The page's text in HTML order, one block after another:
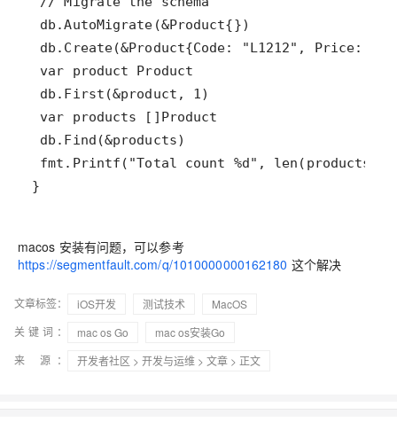
}
macos 安装有问题，可以参考
https://segmentfault.com/q/1010000000162180 这个解决
文章标签： iOS开发 测试技术
MacOS
关键词：
mac os Go
mac os安装Go
来 源：
开发者社区 > 开发与运维 > 文章 > 正文